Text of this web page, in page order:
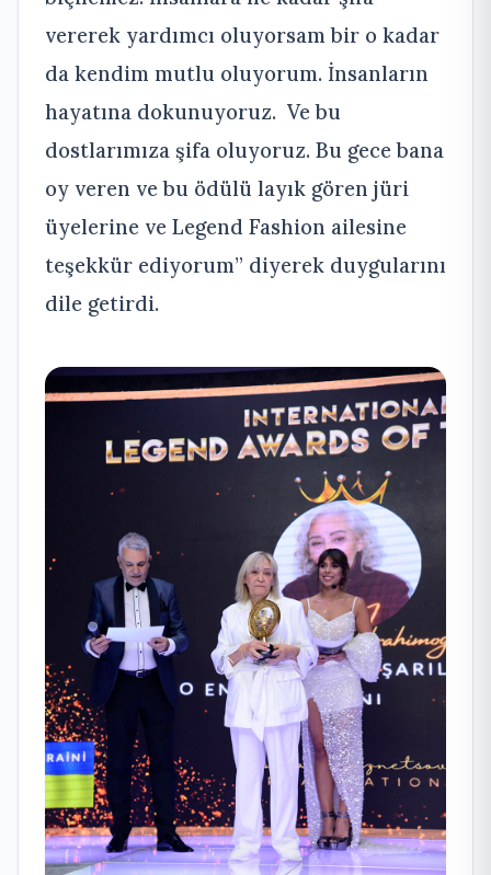
vererek yardımcı oluyorsam bir o kadar
da kendim mutlu oluyorum. İnsanların
hayatına dokunuyoruz. Ve bu
dostlarımıza şifa oluyoruz. Bu gece bana
oy veren ve bu ödülü layık gören jüri
üyelerine ve Legend Fashion ailesine
teşekkür ediyorum” diyerek duygularını
dile getirdi.